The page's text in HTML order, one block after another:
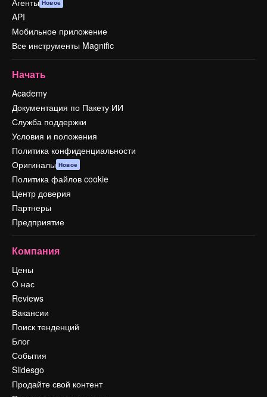
Агенты Новое
API
Мобильное приложение
Все инструменты Magnific
Начать
Academy
Документация по Пакету ИИ
Служба поддержки
Условия и положения
Политика конфиденциальности
Оригиналы Новое
Политика файлов cookie
Центр доверия
Партнеры
Предприятие
Компания
Цены
О нас
Reviews
Вакансии
Поиск тенденций
Блог
События
Slidesgo
Продайте свой контент